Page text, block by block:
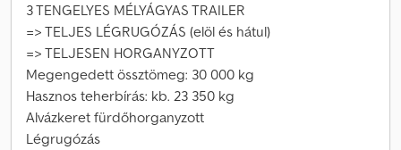
3 TENGELYES MÉLYÁGYAS TRAILER
=> TELJES LÉGRUGÓZÁS (elöl és hátul)
=> TELJESEN HORGANYZOTT
Megengedett össztömeg: 30 000 kg
Hasznos teherbírás: kb. 23 350 kg
Alvázkeret fürdőhorganyzott
Légrugózás